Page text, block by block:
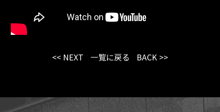
<< NEXT 一覧に戻る BACK >>